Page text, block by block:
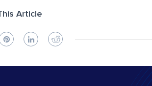
Article